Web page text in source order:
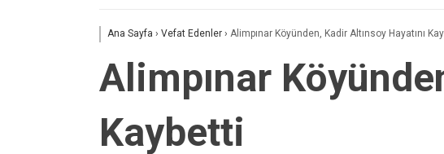
Ana Sayfa › Vefat Edenler › Alimpınar Köyünden, Kadir Altınsoy Hayatını
Alimpınar
Kaybetti